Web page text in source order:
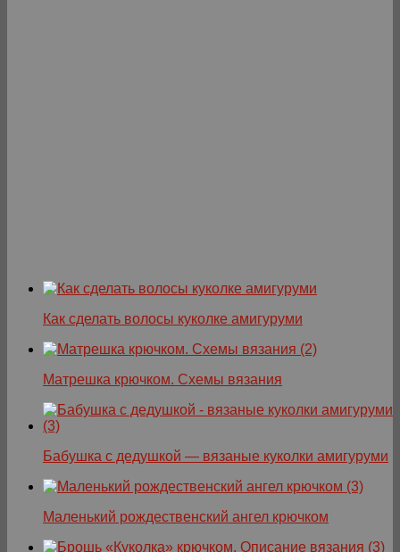
Как сделать волосы куколке амигуруми
Матрешка крючком. Схемы вязания
Бабушка с дедушкой — вязаные куколки амигуруми
Маленький рождественский ангел крючком